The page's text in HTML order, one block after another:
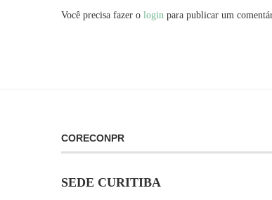
Você precisa fazer o login para publicar um
CORECONPR
SEDE CURITIBA